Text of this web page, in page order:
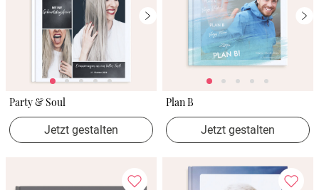
Party & Soul
Jetzt gestalten
Plan B
Jetzt gestalten